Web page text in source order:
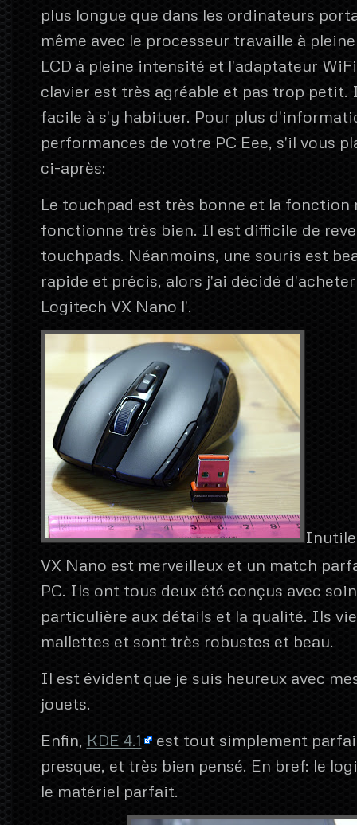
plus longue que dans les ordinateurs
même avec le processeur travaille à
LCD à pleine intensité et l'adaptateur
clavier est très agréable et pas trop petit.
facile à s'y habituer. Pour plus
performances de votre PC Eee, s'il vous
ci-après:
Le touchpad est très bonne et la
fonctionne très bien. Il est difficile de
touchpads. Néanmoins, une souris est
rapide et précis, alors j'ai décidé
Logitech VX Nano l'.
Inutile
VX Nano est merveilleux et un match
PC. Ils ont tous deux été conçus avec
particulière aux détails et la qualité. Ils
mallettes et sont très robustes et beau.
Il est évident que je suis heureux avec
jouets.
Enfin, KDE 4.1 est tout simplement
presque, et très bien pensé. En bref: le
le matériel parfait.